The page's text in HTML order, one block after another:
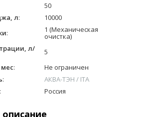
50
л:
10000
: 1 (Механическая
очистка)
л/
5
:
Не ограничен
:
АКВА-ТЭН / ITA
: Россия